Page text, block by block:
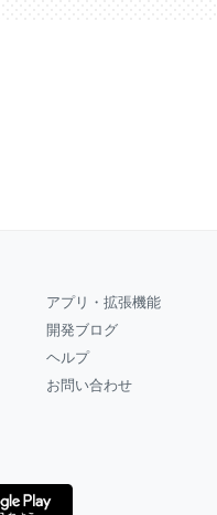
アプリ・拡張機能
開発ブログ
ヘルプ
お問い合わせ